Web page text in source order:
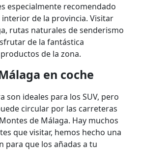
especialmente recomendado
de la provincia. Visitar
rutas naturales de senderismo
de la fantástica
de la zona.
en coche
son ideales para los SUV, pero
circular por las carreteras
de Málaga. Hay muchos
que visitar, hemos hecho una
para que los añadas a tu